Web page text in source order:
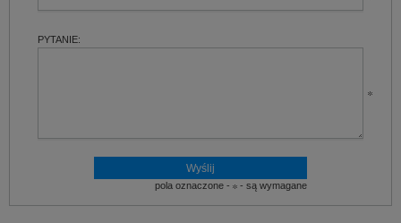
PYTANIE:
pola oznaczone - - są wymagane